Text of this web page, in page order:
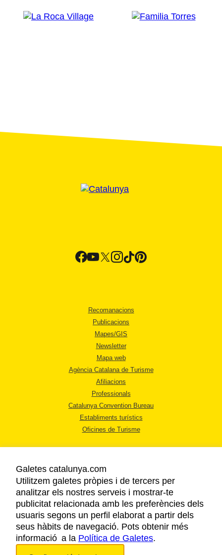
Recomanacions
Publicacions
Mapes/GIS
Newsletter
Mapa web
Agència Catalana de Turisme
Afiliacions
Professionals
Catalunya Convention Bureau
Establiments turístics
Oficines de Turisme
AVÍS LEGAL
POLÍTICA DE PRIVACITAT
COOKIES
ACCESSIBILITAT
Galetes catalunya.com
Utilitzem galetes pròpies i de tercers per
analitzar els nostres serveis i mostrar-te
publicitat relacionada amb les preferències dels
usuaris segons un perfil elaborat a partir dels
seus hàbits de navegació. Pots obtenir més
informació a la Política de Galetes.